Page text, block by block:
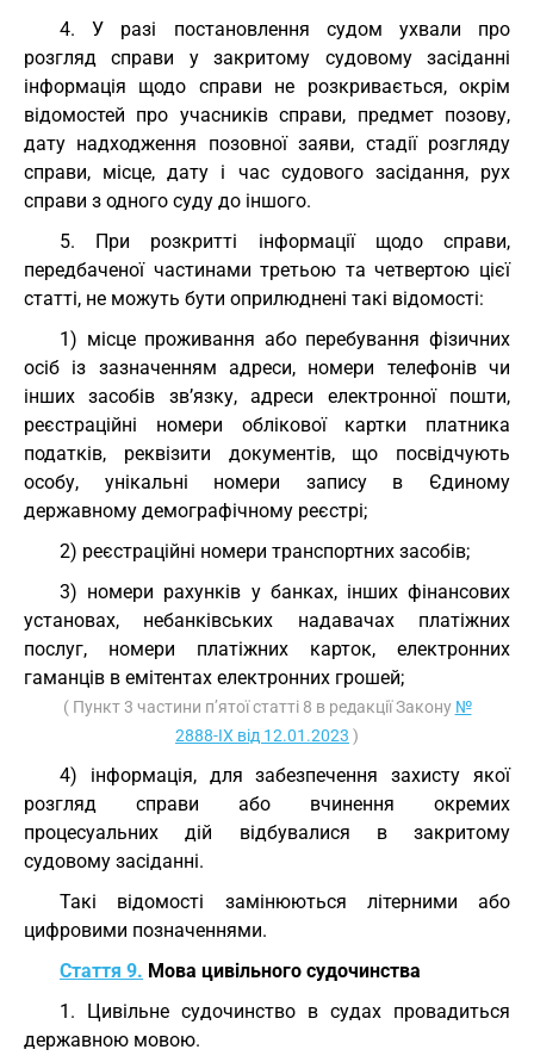
4. У разі постановлення судом ухвали про
розгляд справи у закритому судовому засіданні
інформація щодо справи не розкривається, окрім
відомостей про учасників справи, предмет позову,
дату надходження позовної заяви, стадії розгляду
справи, місце, дату і час судового засідання, рух
справи з одного суду до іншого.
5. При розкритті інформації щодо справи,
передбаченої частинами третьою та четвертою цієї
статті, не можуть бути оприлюднені такі відомості:
1) місце проживання або перебування фізичних
осіб із зазначенням адреси, номери телефонів чи
інших засобів зв’язку, адреси електронної пошти,
реєстраційні номери облікової картки платника
податків, реквізити документів, що посвідчують
особу, унікальні номери запису в Єдиному
державному демографічному реєстрі;
2) реєстраційні номери транспортних засобів;
3) номери рахунків у банках, інших фінансових
установах, небанківських надавачах платіжних
послуг, номери платіжних карток, електронних
гаманців в емітентах електронних грошей;
( Пункт 3 частини п’ятої статті 8 в редакції Закону №
2888-IX від 12.01.2023 )
4) інформація, для забезпечення захисту якої
розгляд справи або вчинення окремих
процесуальних дій відбувалися в закритому
судовому засіданні.
Такі відомості замінюються літерними або
цифровими позначеннями.
Стаття 9. Мова цивільного судочинства
1. Цивільне судочинство в судах провадиться
державною мовою.